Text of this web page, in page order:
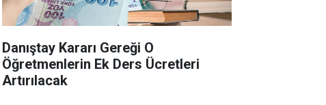
Danıştay Kararı Gereği O
Öğretmenlerin Ek Ders Ücretleri
Artırılacak